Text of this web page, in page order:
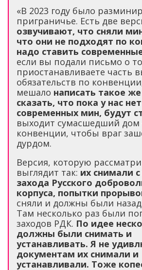
«В 2023 году было
приграничье. Есть две
озвучивают, что сняли
что они не подходят по
надо ставить
если вы подали письмо о
приостанавливаете часть
обязательств по
мешало написать такое
сказать, что пока у нас нет
современных мин, будут
выходит сумасшедший дом
конвенции, чтобы враг
дурдом.
Версия, которую
выглядит так: их снимали
захода Русского
корпуса, попытки
сняли и должны были назад
Там несколько раз были
заходов РДК. По идее
должны были снимать и
устанавливать. Я не
документам их снимали и
устанавливали. Тоже